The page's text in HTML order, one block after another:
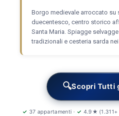
Borgo medievale arroccato su
duecentesco, centro storico
Santa Maria. Spiagge
tradizionali e cesteria sarda
🔍Scopri Tutti
✓ 37 appartamenti · ✓ 4.9★ (1.311+